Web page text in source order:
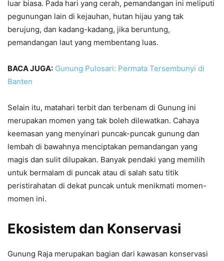
luar biasa. Pada hari yang cerah, pemandangan ini meliputi
pegunungan lain di kejauhan, hutan hijau yang tak
berujung, dan kadang-kadang, jika beruntung,
pemandangan laut yang membentang luas.
BACA JUGA: Gunung Pulosari: Permata Tersembunyi di
Banten
Selain itu, matahari terbit dan terbenam di Gunung ini
merupakan momen yang tak boleh dilewatkan. Cahaya
keemasan yang menyinari puncak-puncak gunung dan
lembah di bawahnya menciptakan pemandangan yang
magis dan sulit dilupakan. Banyak pendaki yang memilih
untuk bermalam di puncak atau di salah satu titik
peristirahatan di dekat puncak untuk menikmati momen-
momen ini.
Ekosistem dan Konservasi
Gunung Raja merupakan bagian dari kawasan konservasi